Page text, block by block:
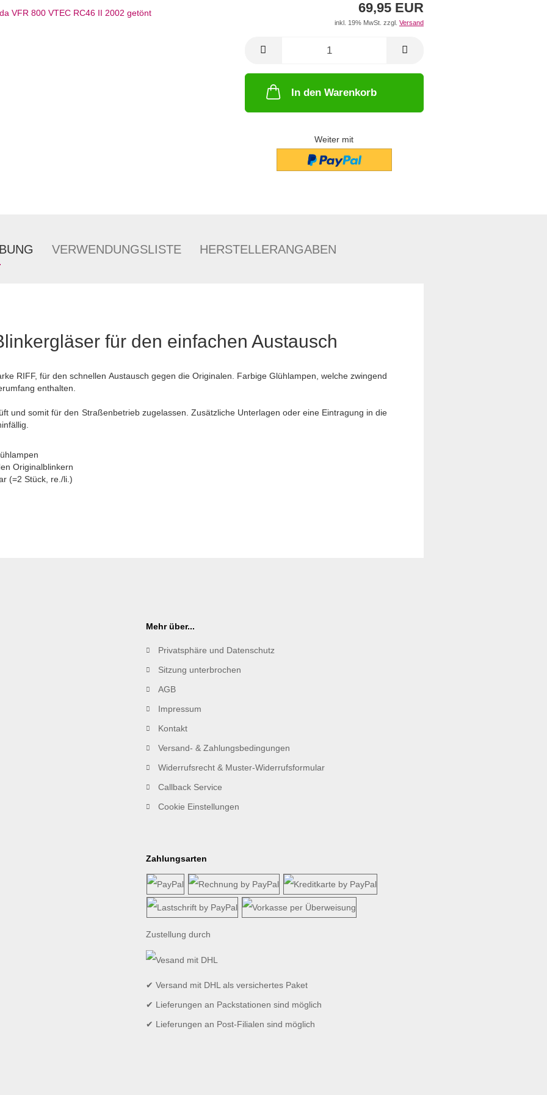
69,95 EUR
inkl. 19% MwSt. zzgl. Versand
In den Warenkorb
Weiter mit
VERWENDUNGSLISTE HERSTELLERANGABEN
für den einfachen Austausch
RIFF, für den schnellen Austausch gegen die Originalen. Farbige Glühlampen, welche zwingend
enthalten.
und somit für den Straßenbetrieb zugelassen. Zusätzliche Unterlagen oder eine Eintragung in die
Originalblinkern
(=2 Stück, re./li.)
Mehr über...
Privatsphäre und Datenschutz
Sitzung unterbrochen
AGB
Impressum
Kontakt
Versand- & Zahlungsbedingungen
Widerrufsrecht & Muster-Widerrufsformular
Callback Service
Cookie Einstellungen
Zahlungsarten
Zustellung durch
✔ Versand mit DHL als versichertes Paket
✔ Lieferungen an Packstationen sind möglich
✔ Lieferungen an Post-Filialen sind möglich